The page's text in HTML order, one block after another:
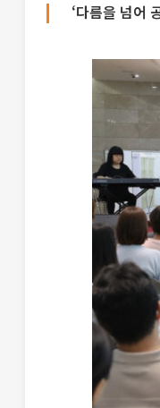
‘다름을 넘어